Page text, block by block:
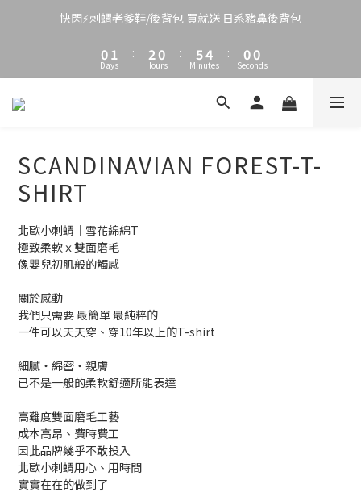
快閃⚡刺蝟老爹鞋/後背包 買就送 日系豬鼻後背包
2
0
3
1
0
Days
:
4
2
1
2
0
Hours
:
7
5
4
5
3
2
Minutes
:
7
5
4
2
9
8
7
6
5
4
1
Seconds
SCANDINAVIAN FOREST-T-
SHIRT
北歐小刺蝟｜雪花綿綿T
極致柔軟ｘ雙面磨毛
像嬰兒初肌般的觸感
關於感動
我們只需要 最簡單 最純粹的
一件可以天天穿、穿10年以上的T-shirt
細膩・綿密・親膚
已不是一般的柔軟舒適所能表達
高難度雙面磨毛工藝
成本高昂、費時費工
因此品牌幾乎不敢投入
北歐小刺蝟用心、用時間
實實在在的做到了